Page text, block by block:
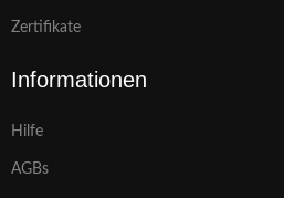
Zertifikate
Informationen
Hilfe
AGBs